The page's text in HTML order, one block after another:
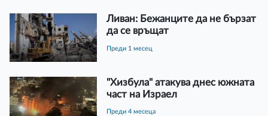
Ливан: Бежанците да не бързат
да се връщат
преди 1 месец
"Хизбула" атакува днес южната
част на Израел
преди 4 месеца